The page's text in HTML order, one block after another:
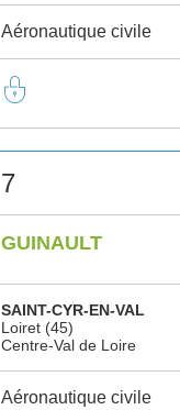
Aéronautique civile
7
GUINAULT
SAINT-CYR-EN-VAL
Loiret (45)
Centre-Val de Loire
Aéronautique civile